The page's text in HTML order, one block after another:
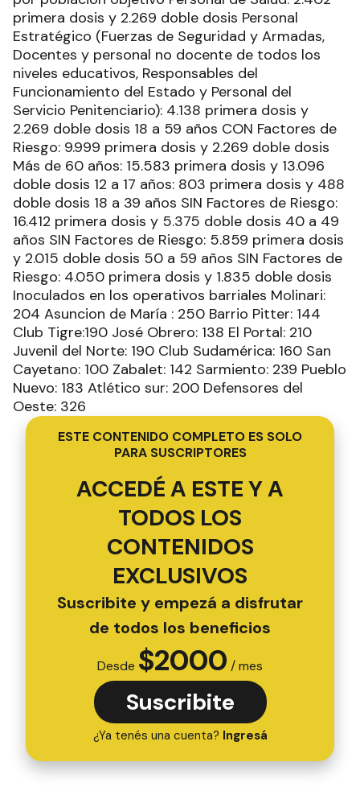
primera dosis y 2.269 doble dosis Personal
Estratégico (Fuerzas de Seguridad y Armadas,
Docentes y personal no docente de todos los
niveles educativos, Responsables del
Funcionamiento del Estado y Personal del
Servicio Penitenciario): 4.138 primera dosis y
2.269 doble dosis 18 a 59 años CON Factores de
Riesgo: 9.999 primera dosis y 2.269 doble dosis
Más de 60 años: 15.583 primera dosis y 13.096
doble dosis 12 a 17 años: 803 primera dosis y 488
doble dosis 18 a 39 años SIN Factores de Riesgo:
16.412 primera dosis y 5.375 doble dosis 40 a 49
años SIN Factores de Riesgo: 5.859 primera dosis
y 2.015 doble dosis 50 a 59 años SIN Factores de
Riesgo: 4.050 primera dosis y 1.835 doble dosis
Inoculados en los operativos barriales Molinari:
204 Asuncion de María : 250 Barrio Pitter: 144
Club Tigre:190 José Obrero: 138 El Portal: 210
Juvenil del Norte: 190 Club Sudamérica: 160 San
Cayetano: 100 Zabalet: 142 Sarmiento: 239 Pueblo
Nuevo: 183 Atlético sur: 200 Defensores del
Oeste: 326
ESTE CONTENIDO COMPLETO ES SOLO
PARA SUSCRIPTORES
ACCEDÉ A ESTE Y A
TODOS LOS
CONTENIDOS
EXCLUSIVOS
Suscribite y empezá a disfrutar
de todos los beneficios
Desde $2000 / mes
Suscribite
¿Ya tenés una cuenta? Ingresá